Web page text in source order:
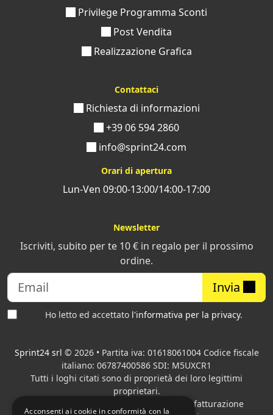
Privilege Programma Sconti
Post Vendita
Realizzazione Grafica
Contattaci
Richiesta di informazioni
+39 06 594 2860
info@sprint24.com
Orari di apertura
Lun-Ven 09:00-13:00/14:00-17:00
Newsletter
Iscriviti, subito per te 10 € in regalo per il prossimo
ordine.
Invia
Ho letto ed accettato l'informativa per la privacy.
Sprint24 srl © 2026 • Partita iva: 01618061004 Codice fiscale
italiano: 06787400586 SDI: M5UXCR1
Tutti i loghi citati sono di proprietà dei loro legittimi
proprietari.
adibita alla fatturazione
Acconsenti ai cookie in conformità con la